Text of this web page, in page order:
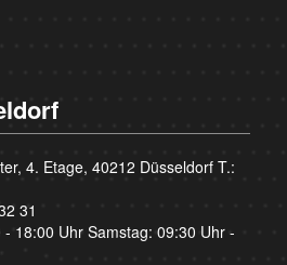
4. Etage, 40212 Düsseldorf T.:
31
18:00 Uhr Samstag: 09:30 Uhr -